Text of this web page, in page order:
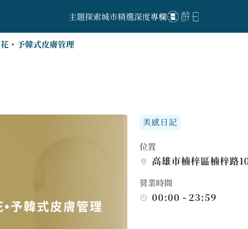
主題探索城市精選深度專欄
花・予韓式皮膚管理
美感日記
位置
高雄市楠梓區楠梓路
營業時間
00:00 - 23:59